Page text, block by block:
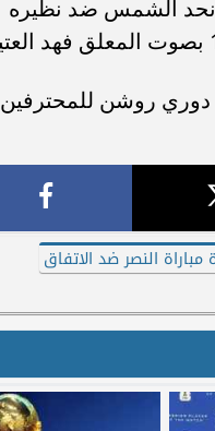
نحد الشمس ضد نظيره
دوري روشن للمحترفين
النصر ضد الاتفاق